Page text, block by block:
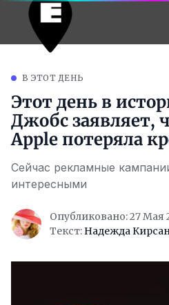
В ЭТОТ ДЕНЬ
Этот день в
Джобс заявляет,
Apple потеряла
Сейчас рекламные
интересными
Опубликовано: 27 Мая
Текст: Надежда